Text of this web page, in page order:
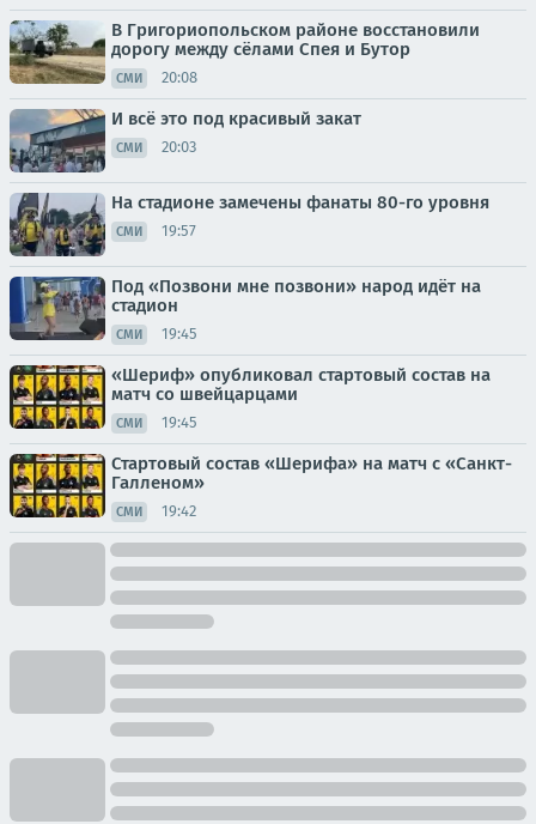
В Григориопольском районе восстановили
дорогу между сёлами Спея и Бутор
СМИ 20:08
И всё это под красивый закат
СМИ 20:03
На стадионе замечены фанаты 80-го уровня
СМИ 19:57
Под «Позвони мне позвони» народ идёт на
стадион
СМИ 19:45
«Шериф» опубликовал стартовый состав на
матч со швейцарцами
СМИ 19:45
Стартовый состав «Шерифа» на матч с «Санкт-
Галленом»
СМИ 19:42